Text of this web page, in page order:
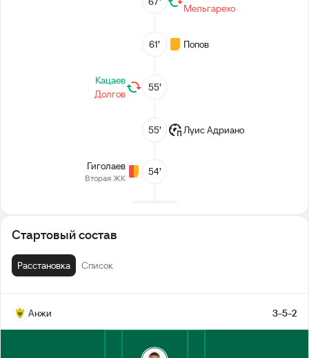
Мельгарехо
61’ Попов
55’
Кацаев
Долгов
55’ Луис Адриано
54’
Гиголаев
Вторая ЖК
Стартовый состав
Расстановка Список
Анжи 3-5-2